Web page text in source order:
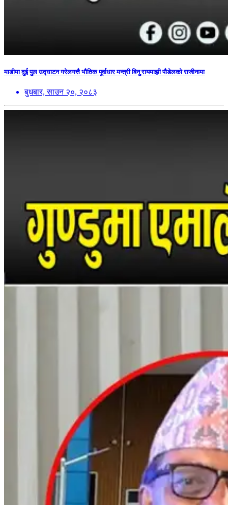
माडीमा दुई पुल उद्घाटन गरेलगत्तै भौतिक पूर्वाधार मन्त्री बिनु रायमाझी पौडेलको राजीनामा
बुधबार, साउन २०, २०८३